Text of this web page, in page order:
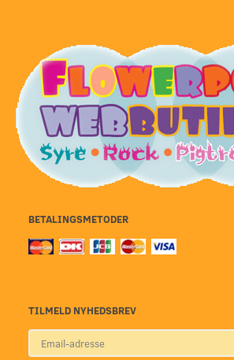
BETALINGSMETODER
TILMELD NYHEDSBREV
Email-
adresse